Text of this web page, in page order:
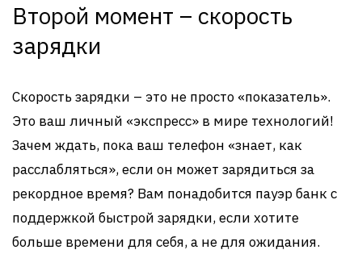
Второй момент – скорость
зарядки
Скорость зарядки – это не просто «показатель».
Это ваш личный «экспресс» в мире технологий!
Зачем ждать, пока ваш телефон «знает, как
расслабляться», если он может зарядиться за
рекордное время? Вам понадобится пауэр банк с
поддержкой быстрой зарядки, если хотите
больше времени для себя, а не для ожидания.